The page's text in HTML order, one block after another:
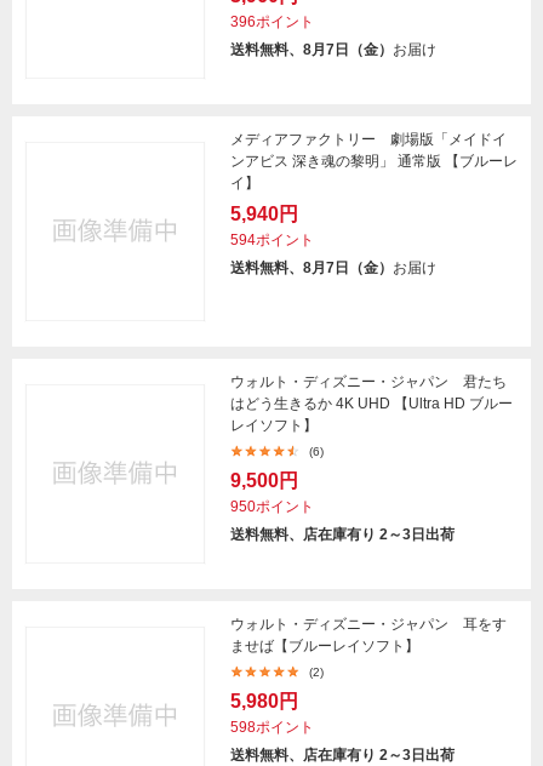
396ポイント
送料無料、8月7日（金） お届け
メディアファクトリー 劇場版「メイドイ
ンアビス 深き魂の黎明」 通常版 【ブルーレ
イ】
5,940円
594ポイント
送料無料、8月7日（金） お届け
ウォルト・ディズニー・ジャパン 君たち
はどう生きるか 4K UHD 【Ultra HD ブルー
レイソフト】
(6)
9,500円
950ポイント
送料無料、店在庫有り 2～3日出荷
ウォルト・ディズニー・ジャパン 耳をす
ませば【ブルーレイソフト】
(2)
5,980円
598ポイント
送料無料、店在庫有り 2～3日出荷